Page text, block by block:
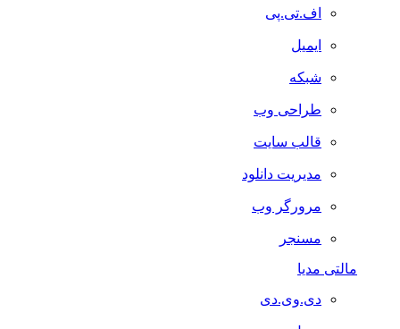
اف.تی.پی
ایمیل
شبکه
طراحی وب
قالب سایت
مدیریت دانلود
مرورگر وب
مسنجر
مالتی مدیا
دی.وی.دی